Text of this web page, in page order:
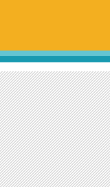
São
Paulo
-
Bauru